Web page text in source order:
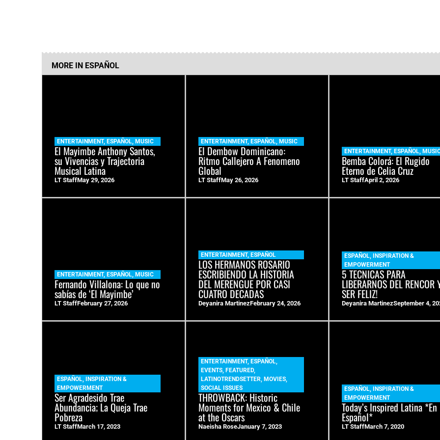
MORE IN ESPAÑOL
ENTERTAINMENT, ESPAÑOL, MUSIC
El Mayimbe Anthony Santos,
su Vivencias y Trajectoria
Musical Latina
LT StaffMay 29, 2026
ENTERTAINMENT, ESPAÑOL, MUSIC
El Dembow Dominicano:
Ritmo Callejero A Fenomeno
Global
LT StaffMay 26, 2026
ENTERTAINMENT,ESPAÑOL,
Bemba Colorá: El Rugido
Eterno de Celia Cruz
LT StaffApril 2, 2026
ENTERTAINMENT, ESPAÑOL, MUSIC
Fernando Villalona: Lo que no
sabías de ‘El Mayimbe’
LT StaffFebruary 27, 2026
ENTERTAINMENT, ESPAÑOL
LOS HERMANOS ROSARIO
ESCRIBIENDO LA HISTORIA
DEL MERENGUE POR CASI
CUATRO DECADAS
Deyanira MartinezFebruary 24, 2026
ESPAÑOL,INSPIRATION &
EMPOWERMENT
5 TECNICAS PARA
LIBERARNOS DEL RENCOR
SER FELIZ!
Deyanira MartinezSeptember 4,
ESPAÑOL, INSPIRATION &
EMPOWERMENT
Ser Agradesido Trae
Abundancia; La Queja Trae
Pobreza
LT StaffMarch 17, 2023
ENTERTAINMENT, ESPAÑOL,
EVENTS, FEATURED,
LATINOTRENDSETTER, MOVIES,
SOCIAL ISSUES
THROWBACK: Historic
Moments for Mexico & Chile
at the Oscars
Naeisha RoseJanuary 7, 2023
ESPAÑOL,INSPIRATION &
EMPOWERMENT
Today’s Inspired Latina *En
Español*
LT StaffMarch 7, 2020